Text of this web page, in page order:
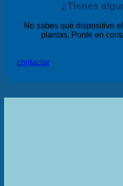
¿Tienes
No sabes qué dispositivo
plantas. Ponte en
contactar